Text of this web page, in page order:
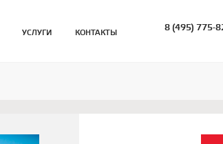
УСЛУГИ КОНТАКТЫ 8 (495) 775-